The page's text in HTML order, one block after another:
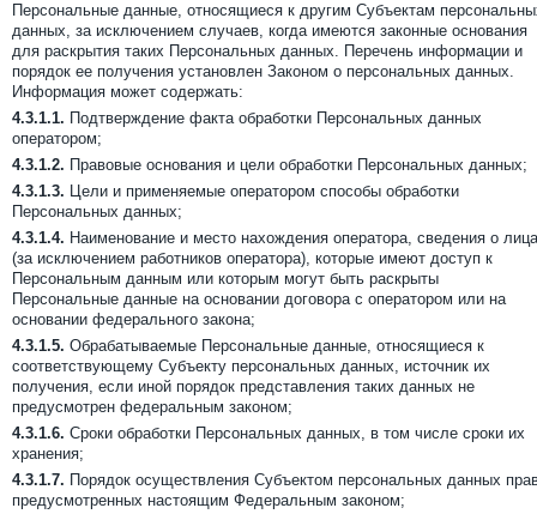
Персональные данные, относящиеся к другим Субъектам
данных, за исключением случаев, когда имеются законные основания
для раскрытия таких Персональных данных. Перечень информации и
порядок ее получения установлен Законом о персональных данных.
Информация может содержать:
4.3.1.1. Подтверждение факта обработки Персональных данных
оператором;
4.3.1.2. Правовые основания и цели обработки Персональных данных;
4.3.1.3. Цели и применяемые оператором способы обработки
Персональных данных;
4.3.1.4. Наименование и место нахождения оператора, сведения о
(за исключением работников оператора), которые имеют доступ к
Персональным данным или которым могут быть раскрыты
Персональные данные на основании договора с оператором или на
основании федерального закона;
4.3.1.5. Обрабатываемые Персональные данные, относящиеся к
соответствующему Субъекту персональных данных, источник их
получения, если иной порядок представления таких данных не
предусмотрен федеральным законом;
4.3.1.6. Сроки обработки Персональных данных, в том числе сроки их
хранения;
4.3.1.7. Порядок осуществления Субъектом персональных данных
предусмотренных настоящим Федеральным законом;